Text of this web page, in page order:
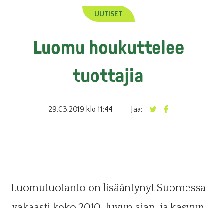
UUTISET
Luomu houkuttelee
tuottajia
29.03.2019 klo 11:44 Jaa:
Luomutuotanto on lisääntynyt Suomessa